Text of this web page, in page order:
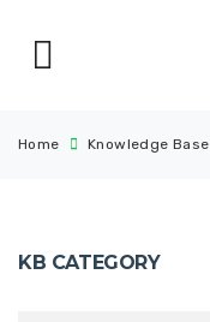
Home Knowledge Base
KB CATEGORY